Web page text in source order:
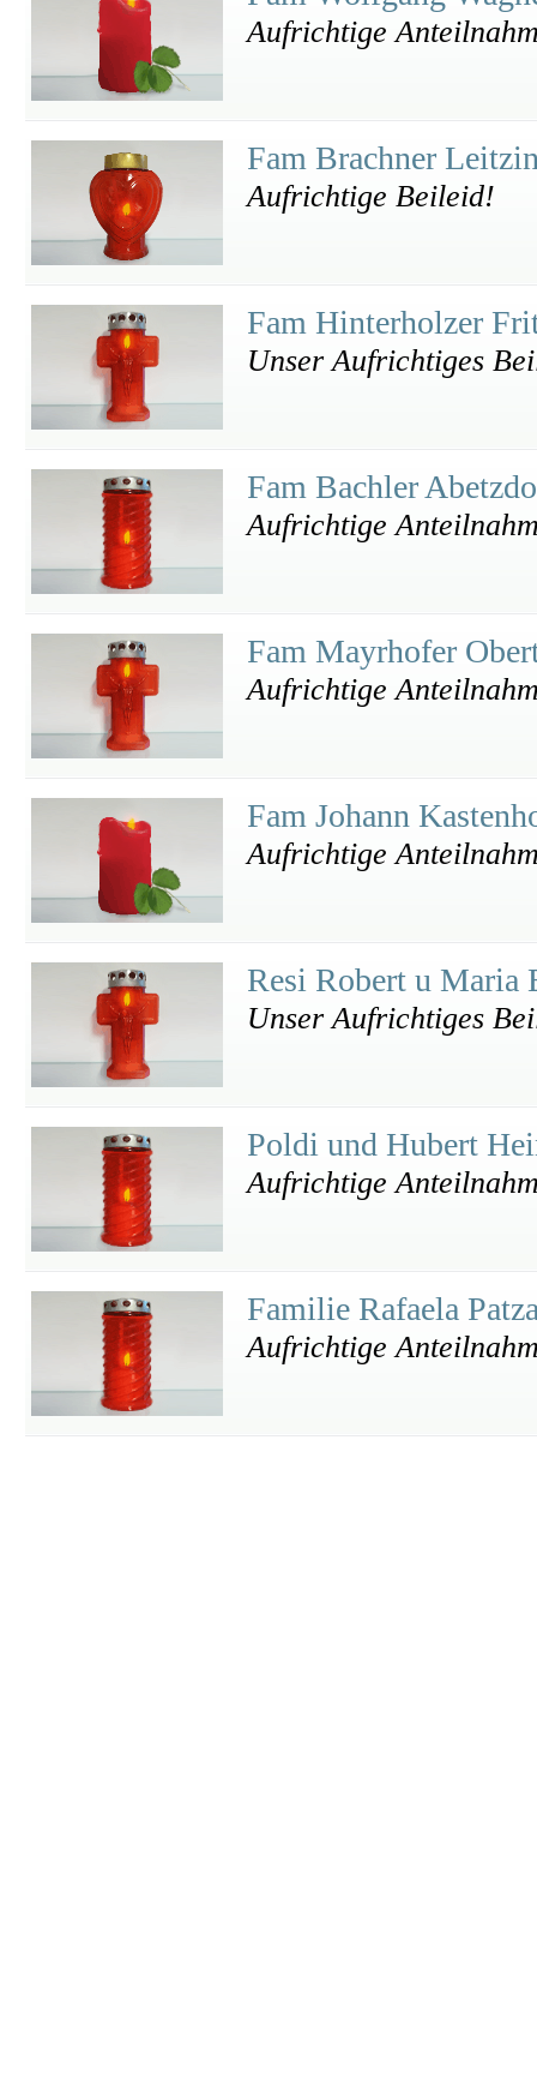
Aufrichtige
Fam Brachner
Aufrichtige Beileid!
Fam Hinterholzer
Unser Aufrichtiges
Fam Bachler
Aufrichtige
Fam Mayrhofer
Aufrichtige
Fam Johann
Aufrichtige
Resi Robert u Maria
Unser Aufrichtiges
Poldi und Hubert
Aufrichtige
Familie Rafaela
Aufrichtige